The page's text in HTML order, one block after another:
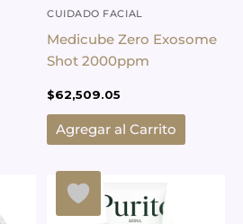
CUIDADO FACIAL
Medicube Zero Exosome
Shot 2000ppm
$62,509.05
Agregar al Carrito